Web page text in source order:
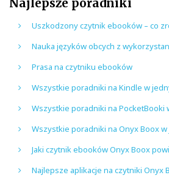
Najlepsze poradniki
Uszkodzony czytnik ebooków – co
Nauka języków obcych z
Prasa na czytniku ebooków
Wszystkie poradniki na Kindle w
Wszystkie poradniki na PocketBooki
Wszystkie poradniki na Onyx Boox
Jaki czytnik ebooków Onyx Boox
Najlepsze aplikacje na czytniki Onyx